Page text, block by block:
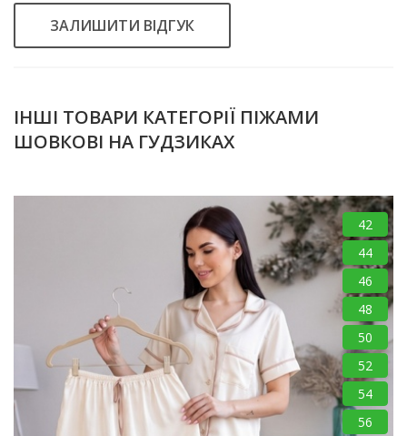
ЗАЛИШИТИ ВІДГУК
ІНШІ ТОВАРИ КАТЕГОРІЇ ПІЖАМИ
ШОВКОВІ НА ГУДЗИКАХ
42
44
46
48
50
52
54
56